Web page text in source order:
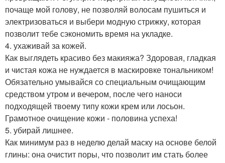
почаще мой голову, не позволяй волосам пушиться и
электризоваться и выбери модную стрижку, которая
позволит тебе сэкономить время на укладке.
4. ухаживай за кожей.
Как выглядеть красиво без макияжа? Здоровая, гладкая
и чистая кожа не нуждается в маскировке тональником!
Обязательно умывайся со специальным очищающим
средством утром и вечером, после чего наноси
подходящей твоему типу кожи крем или лосьон.
Грамотное очищение кожи - половина успеха!
5. убирай лишнее.
Как минимум раз в неделю делай маску на основе белой
глины: она очистит поры, что позволит им стать более